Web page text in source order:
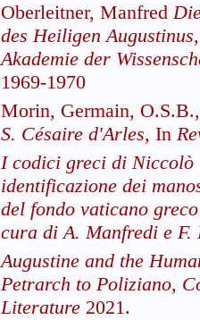
Oberleitner, Manfred
des Heiligen Augustinus,
Akademie der
1969-1970
Morin, Germain,
S. Césaire d'Arles, In
I codici greci di Niccolò
identificazione dei
del fondo vaticano
cura di A. Manfredi e F.
Augustine and the
Petrarch to Poliziano,
Literature 2021.